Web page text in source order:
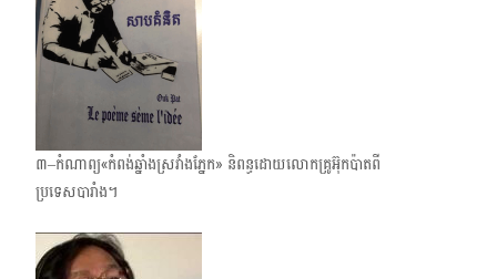
៣–កំណាព្យ​«កំពង់ឆ្នាំងស្រវាំងភ្នែក» និពន្ធដោយលោកគ្រូអ៊ុកប៉ាតពី
ប្រទេសបារាំង។